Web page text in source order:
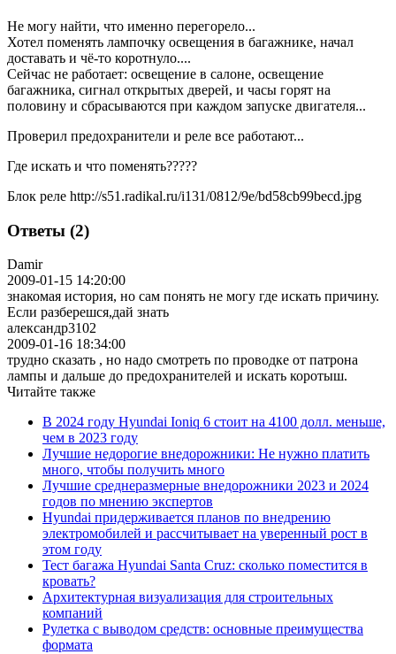
Не могу найти, что именно перегорело...
Хотел поменять лампочку освещения в багажнике, начал
доставать и чё-то коротнуло....
Сейчас не работает: освещение в салоне, освещение
багажника, сигнал открытых дверей, и часы горят на
половину и сбрасываются при каждом запуске двигателя...
Проверил предохранители и реле все работают...
Где искать и что поменять?????
Блок реле http://s51.radikal.ru/i131/0812/9e/bd58cb99becd.jpg
Ответы (2)
Damir
2009-01-15 14:20:00
знакомая история, но сам понять не могу где искать причину.
Если разберешся,дай знать
александр3102
2009-01-16 18:34:00
трудно сказать , но надо смотреть по проводке от патрона
лампы и дальше до предохранителей и искать коротыш.
Читайте также
В 2024 году Hyundai Ioniq 6 стоит на 4100 долл. меньше,
чем в 2023 году
Лучшие недорогие внедорожники: Не нужно платить
много, чтобы получить много
Лучшие среднеразмерные внедорожники 2023 и 2024
годов по мнению экспертов
Hyundai придерживается планов по внедрению
электромобилей и рассчитывает на уверенный рост в
этом году
Тест багажа Hyundai Santa Cruz: сколько поместится в
кровать?
Архитектурная визуализация для строительных
компаний
Рулетка с выводом средств: основные преимущества
формата